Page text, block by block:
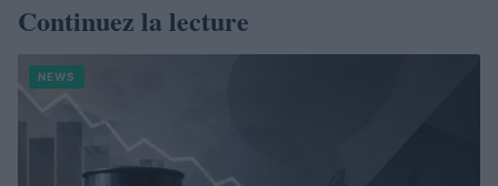
Continuez la lecture
NEWS